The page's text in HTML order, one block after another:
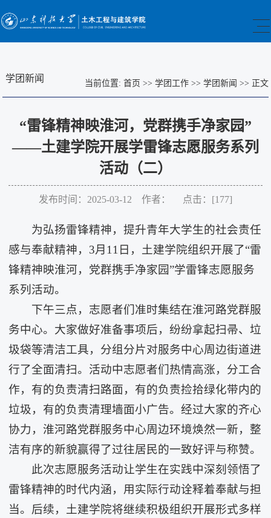
学团新闻 当前位置: 首页 >> 学团工作>> 学团新闻 >> 正文
“雷锋精神映淮河，党群携手净家园”
——土建学院开展学雷锋志愿服务系列
活动（二）
发布时间：2025-03-12 作者： 点击：[177]
为弘扬雷锋精神，提升青年大学生的社会责任
感与奉献精神，3月11日，土建学院组织开展了“雷
锋精神映淮河，党群携手净家园”学雷锋志愿服务
系列活动。
下午三点，志愿者们准时集结在淮河路党群服
务中心。大家做好准备事项后，纷纷拿起扫帚、垃
圾袋等清洁工具，分组分片对服务中心周边街道进
行了全面清扫。活动中志愿者们热情高涨，分工合
作，有的负责清扫路面，有的负责捡拾绿化带内的
垃圾，有的负责清理墙面小广告。经过大家的齐心
协力，淮河路党群服务中心周边环境焕然一新，整
洁有序的新貌赢得了过往居民的一致好评与称赞。
此次志愿服务活动让学生在实践中深刻领悟了
雷锋精神的时代内涵，用实际行动诠释着奉献与担
当。后续，土建学院将继续积极组织开展形式多样